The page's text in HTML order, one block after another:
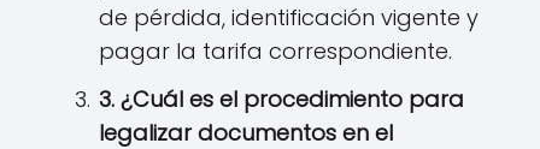
de pérdida, identificación vigente y
pagar la tarifa correspondiente.
3. ¿Cuál es el procedimiento para
legalizar documentos en el